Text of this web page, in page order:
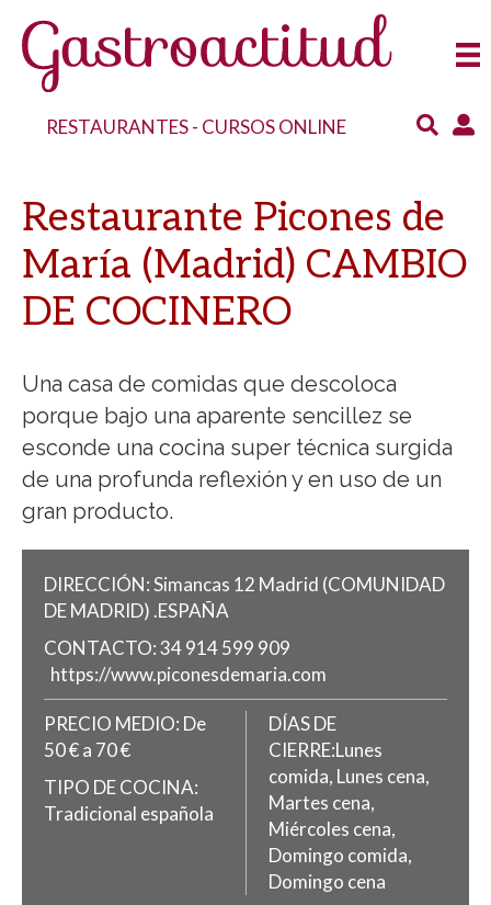
RESTAURANTES- CURSOS ONLINE
Restaurante Picones de
María (Madrid) CAMBIO
DE COCINERO
Una casa de comidas que descoloca
porque bajo una aparente sencillez se
esconde una cocina super técnica surgida
de una profunda reflexión y en uso de un
gran producto.
DIRECCIÓN:Simancas 12 Madrid (COMUNIDAD
DE MADRID) .ESPAÑA
CONTACTO:34 914 599 909
https://www.piconesdemaria.com
PRECIO MEDIO: De
50 € a 70 €
TIPO DE COCINA:
Tradicional española
DÍAS DE
CIERRE:Lunes
comida, Lunes cena,
Martes cena,
Miércoles cena,
Domingo comida,
Domingo cena